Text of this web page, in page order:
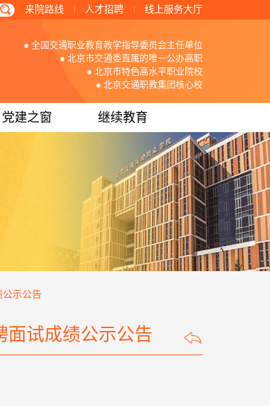
来院路线 人才招聘 线上服务大厅
● 全国交通职业教育教学指导委员会主任单位
● 北京市交通委直属的唯一公办高职
● 北京市特色高水平职业院校
● 北京交通职教集团核心校
党建之窗 继续教育
公示公告
面试成绩公示公告